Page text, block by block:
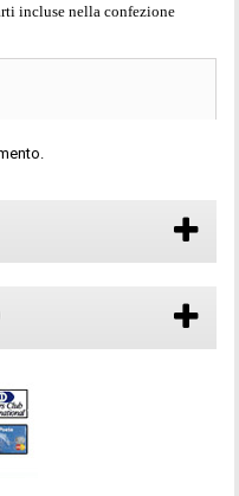
incluse nella confezione